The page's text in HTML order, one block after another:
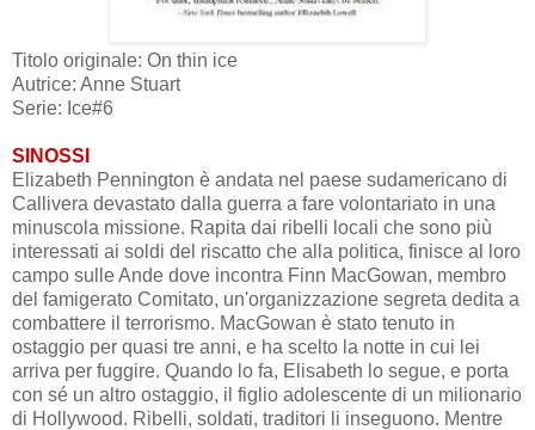
Titolo originale: On thin ice
Autrice: Anne Stuart
Serie: Ice#6
SINOSSI
Elizabeth Pennington è andata nel paese sudamericano di
Callivera devastato dalla guerra a fare volontariato in una
minuscola missione. Rapita dai ribelli locali che sono più
interessati ai soldi del riscatto che alla politica, finisce al loro
campo sulle Ande dove incontra Finn MacGowan, membro
del famigerato Comitato, un'organizzazione segreta dedita a
combattere il terrorismo. MacGowan è stato tenuto in
ostaggio per quasi tre anni, e ha scelto la notte in cui lei
arriva per fuggire. Quando lo fa, Elisabeth lo segue, e porta
con sé un altro ostaggio, il figlio adolescente di un milionario
di Hollywood. Ribelli, soldati, traditori li inseguono. Mentre